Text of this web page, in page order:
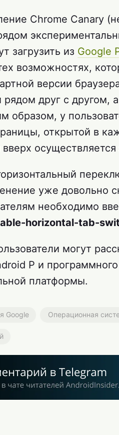
Chrome Canary
загрузить из Google
возможностях,
версии
друг с другом,
образом, у
открытой в
осуществляется
уже довольно
необходимо
horizontal-tab-
могут
P и
платформы.
Google Операционная